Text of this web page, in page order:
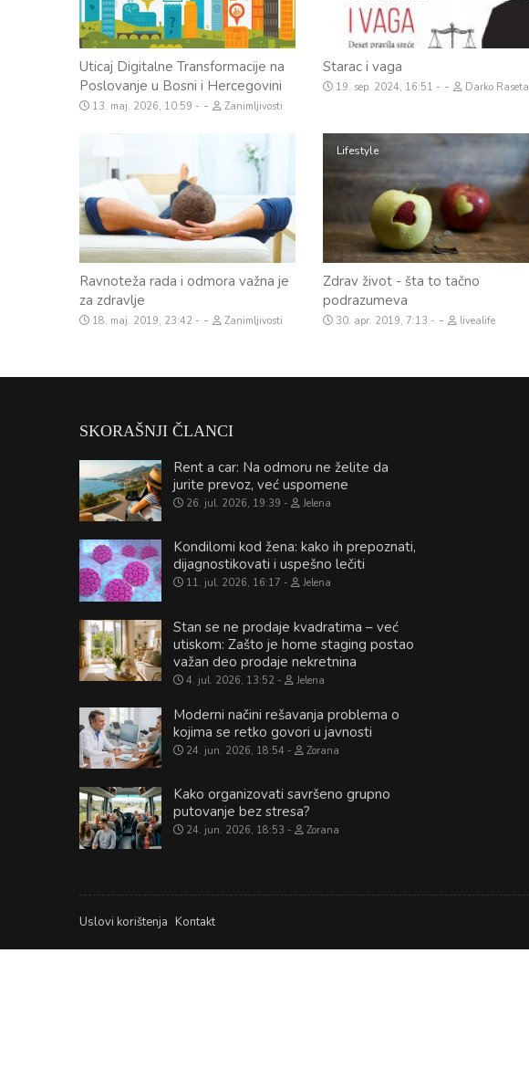
Uticaj Digitalne Transformacije na
Poslovanje u Bosni i Hercegovini
13. maj. 2026, 10:59 - Zanimljivosti
Starac i vaga
19. sep. 2024, 16:51 - Darko Raseta
Ravnoteža rada i odmora važna je
za zdravlje
18. maj. 2019, 23:42 - Zanimljivosti
Lifestyle
Zdrav život - šta to tačno
podrazumeva
30. apr. 2019, 7:13 - livealife
SKORAŠNJI ČLANCI
Rent a car: Na odmoru ne želite da
jurite prevoz, već uspomene
26. jul. 2026, 19:39 Jelena
Kondilomi kod žena: kako ih prepoznati,
dijagnostikovati i uspešno lečiti
11. jul. 2026, 16:17 Jelena
Stan se ne prodaje kvadratima – već
utiskom: Zašto je home staging postao
važan deo prodaje nekretnina
4. jul. 2026, 13:52 Jelena
Moderni načini rešavanja problema o
kojima se retko govori u javnosti
24. jun. 2026, 18:54 Zorana
Kako organizovati savršeno grupno
putovanje bez stresa?
24. jun. 2026, 18:53 Zorana
Uslovi korištenja Kontakt